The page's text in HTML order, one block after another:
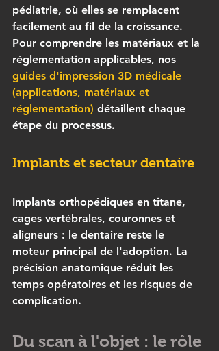
pédiatrie, où elles se remplacent
facilement au fil de la croissance.
Pour comprendre les matériaux et la
réglementation applicables, nos
guides d'impression 3D médicale
(applications, matériaux et
réglementation) détaillent chaque
étape du processus.
Implants et secteur dentaire
Implants orthopédiques en titane,
cages vertébrales, couronnes et
aligneurs : le dentaire reste le
moteur principal de l'adoption. La
précision anatomique réduit les
temps opératoires et les risques de
complication.
Du scan à l'objet : le rôle